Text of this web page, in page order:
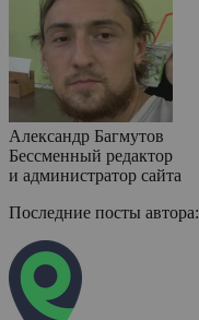
Александр Багмутов
Бессменный редактор
и администратор сайта
Последние посты автора: